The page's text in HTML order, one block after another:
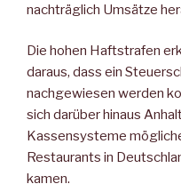
nachträglich Umsätze
Die hohen Haftstrafen
daraus, dass ein
nachgewiesen werden
sich darüber hinaus
Kassensysteme
Restaurants in
kamen.